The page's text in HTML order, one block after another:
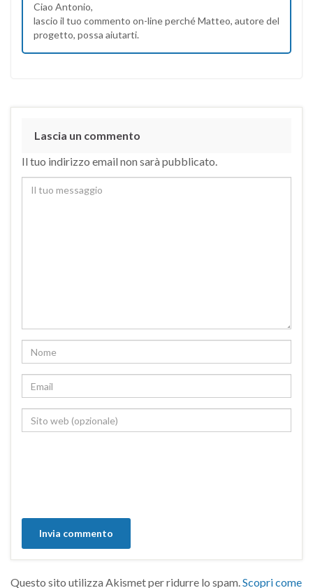
Ciao Antonio,
lascio il tuo commento on-line perché Matteo, autore del
progetto, possa aiutarti.
Lascia un commento
Il tuo indirizzo email non sarà pubblicato.
Questo sito utilizza Akismet per ridurre lo spam.Scopri come